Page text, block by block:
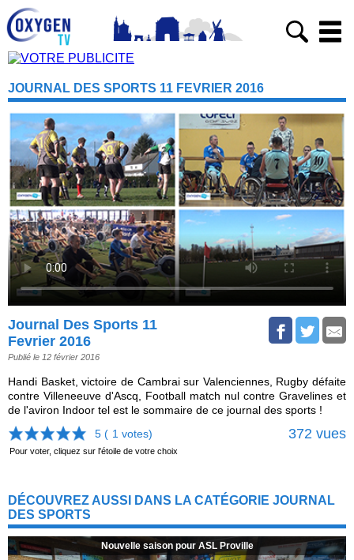
JOURNAL DES SPORTS 11 FEVRIER 2016
Journal Des Sports 11
Fevrier 2016
Publié le 12 février 2016
Handi Basket, victoire de Cambrai sur Valenciennes, Rugby défaite
contre Villeneeuve d'Ascq, Football match nul contre Gravelines et
de l'aviron Indoor tel est le sommaire de ce journal des sports !
5 ( 1 votes) 372 vues
Pour voter, cliquez sur l'étoile de votre choix
DÉCOUVREZ AUSSI DANS LA CATÉGORIE JOURNAL
DES SPORTS
Nouvelle saison pour ASL Proville